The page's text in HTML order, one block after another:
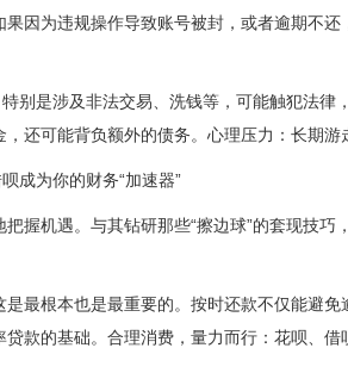
因为违规操作导致账号被封，或者逾期不
别是涉及非法交易、洗钱等，可能触犯法
还可能背负额外的债务。心理压力：长期
成为你的财务“加速器”
握机遇。与其钻研那些“擦边球”的套现技
最根本也是最重要的。按时还款不仅能避
款的基础。合理消费，量力而行：花呗、